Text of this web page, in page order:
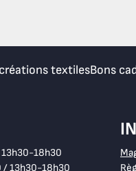
textilesBons
18h30
13h30-18h30